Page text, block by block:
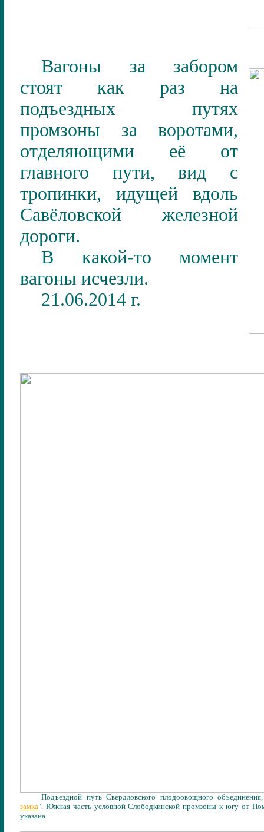
Вагоны за забором
стоят как раз на
подъездных путях
промзоны за воротами,
отделяющими её от
главного пути, вид с
тропинки, идущей вдоль
Савёловской железной
дороги.
В какой-то момент
вагоны исчезли.
21.06.2014 г.
Подъездной путь Свердловского плодоовощного
замка". Южная часть условной Слободкинской промзоны к югу от
указана.